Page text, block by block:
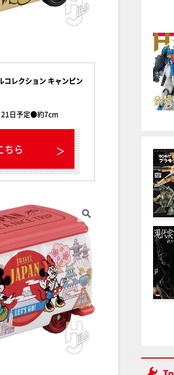
コレクション キャンピン
日予定●約7cm
ちら